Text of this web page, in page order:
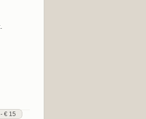
€ 15